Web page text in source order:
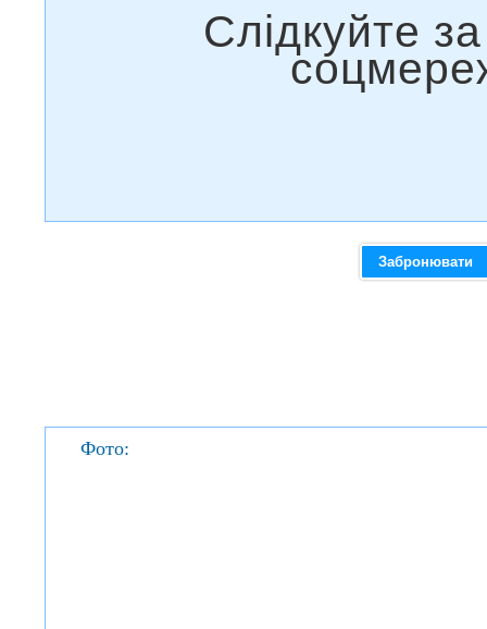
Забронювати
Фото: